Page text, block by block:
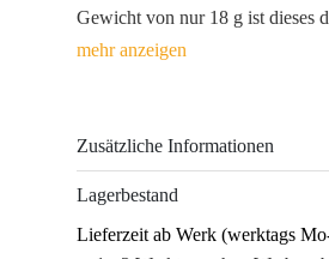
Gewicht von nur 18 g ist dieses
praktisch, sondern auch ein
Die Parkscheibe erleichtert den
Logo im Blickfeld und stärkt die
Zusätzliche Informationen
Lagerbestand
Lieferzeit ab Werk (werktags